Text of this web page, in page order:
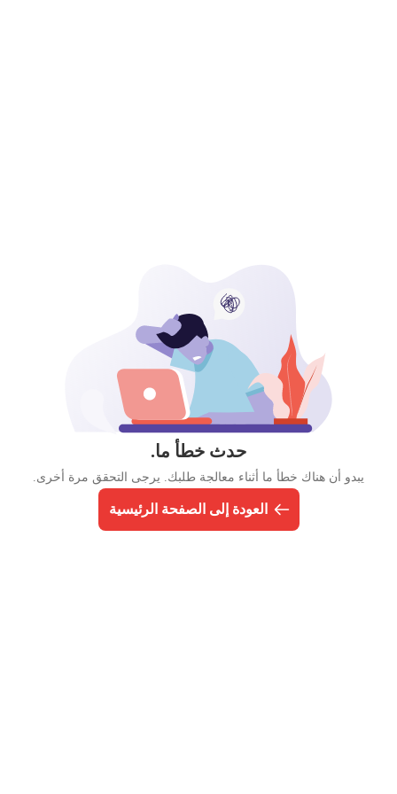
حدث خطأ ما.
يبدو أن هناك خطأ ما أثناء معالجة طلبك. يرجى التحقق مرة أخرى.
العودة إلى الصفحة الرئيسية